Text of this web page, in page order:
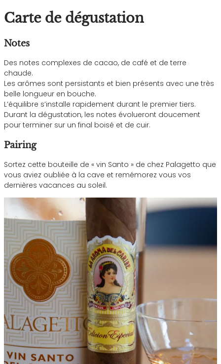
Carte de dégustation
Notes
Des notes complexes de cacao, de café et de terre
chaude.
Les arômes sont persistants et bien présents avec une très
belle longueur en bouche.
L’équilibre s’installe rapidement durant le premier tiers.
Durant la dégustation, les notes évolueront doucement
pour terminer sur un final boisé et de cuir.
Pairing
Sortez cette bouteille de « vin Santo » de chez Palagetto que
vous aviez oubliée à la cave et remémorez vous vos
dernières vacances au soleil.